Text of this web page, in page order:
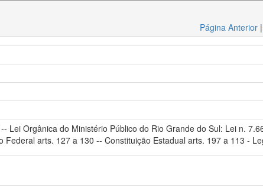
Página Anterior |
Lei Orgânica do Ministério Público do Rio Grande do Sul: Lei n.
arts. 127 a 130 -- Constituição Estadual arts. 197 a 113 -